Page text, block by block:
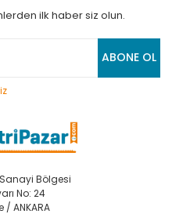
ilk haber siz olun.
ABONE OL
Bölgesi
No: 24
ANKARA